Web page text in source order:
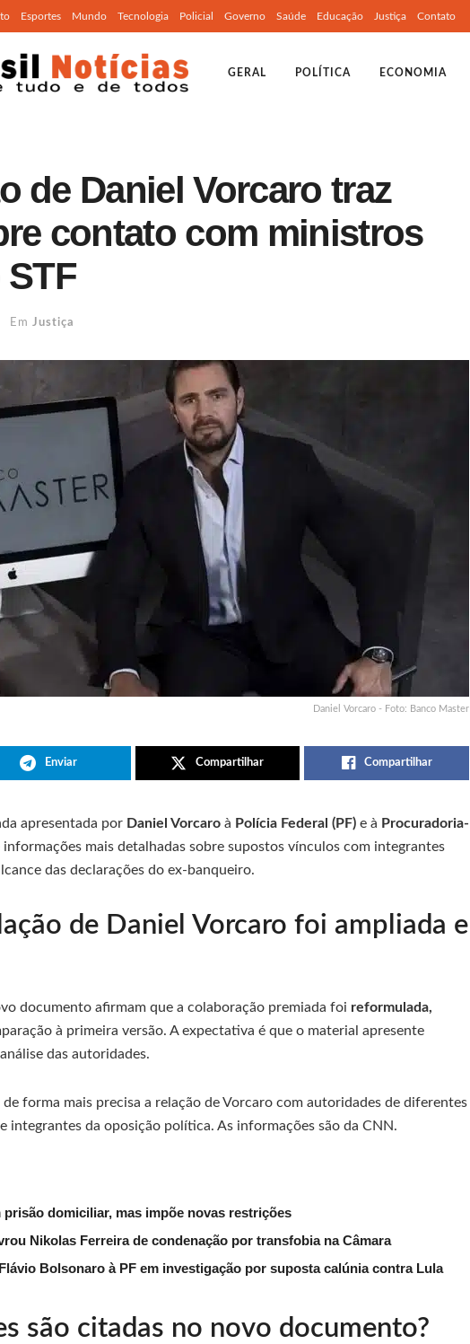
Esportes Mundo Tecnologia Policial Governo Saúde Educação Justiça Contato
GERAL POLÍTICA ECONOMIA
de Daniel Vorcaro traz
contato com ministros
Em Justiça
Daniel Vorcaro - Foto: Banco Master
Enviar Compartilhar Compartilhar
apresentada por Daniel Vorcaro à Polícia Federal (PF) e à Procuradoria-
mais detalhadas sobre supostos vínculos com integrantes
das declarações do ex-banqueiro.
de Daniel Vorcaro foi ampliada e
documento afirmam que a colaboração premiada foi reformulada,
à primeira versão. A expectativa é que o material apresente
das autoridades.
forma mais precisa a relação de Vorcaro com autoridades de diferentes
integrantes da oposição política. As informações são da CNN.
domiciliar, mas impõe novas restrições
Nikolas Ferreira de condenação por transfobia na Câmara
Bolsonaro à PF em investigação por suposta calúnia contra Lula
são citadas no novo documento?